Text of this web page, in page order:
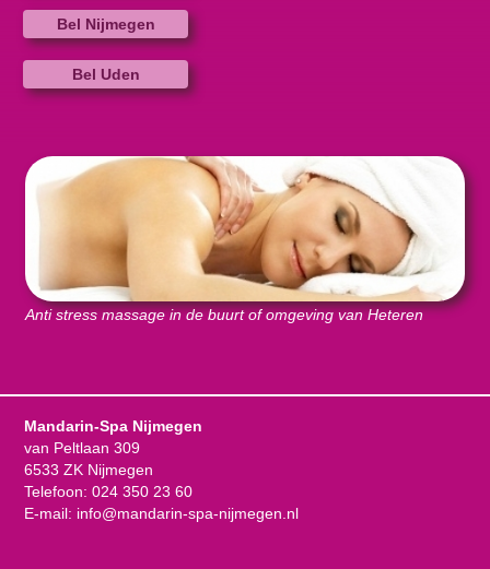
Bel Nijmegen
Bel Uden
Anti stress massage in de buurt of omgeving van Heteren
Mandarin-Spa Nijmegen
van Peltlaan 309
6533 ZK Nijmegen
Telefoon: 024 350 23 60
E-mail: info@mandarin-spa-nijmegen.nl